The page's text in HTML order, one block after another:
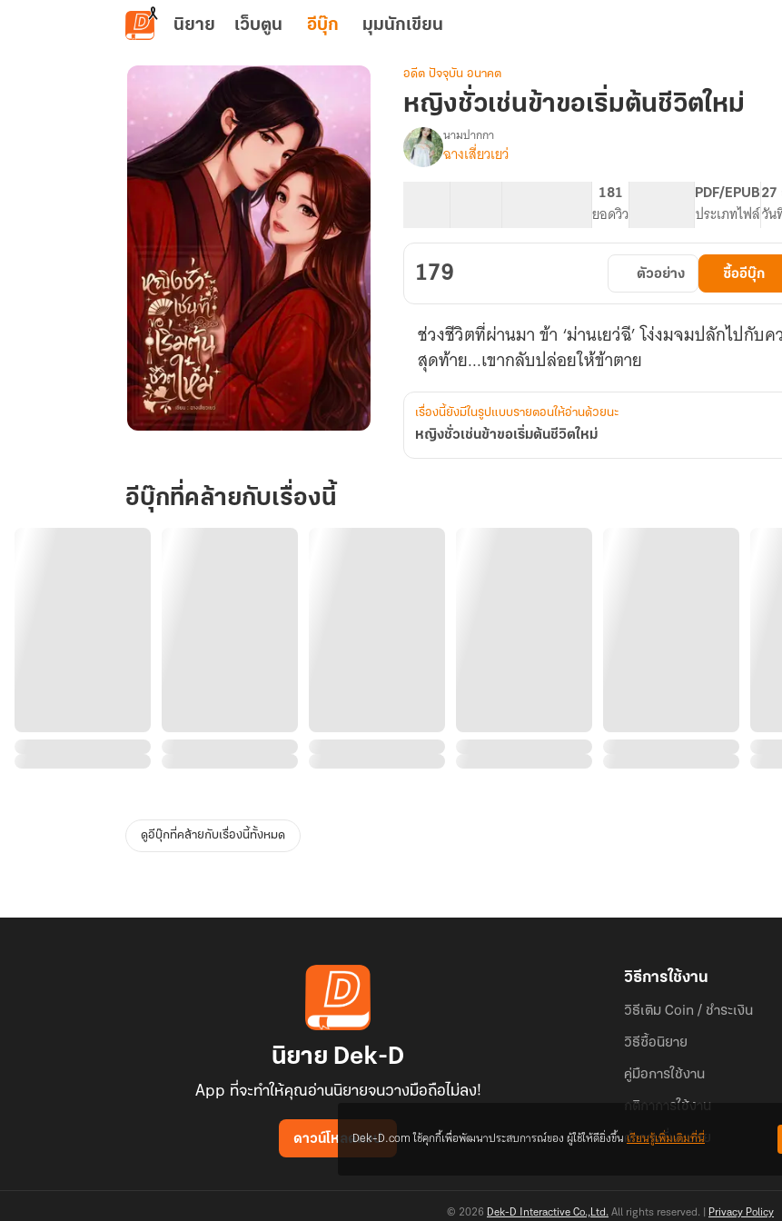
ข้ามไปยังเนื้อหาหลัก
นิยาย เว็บตูน อีบุ๊ก มุมนักเขียน
เช่น
ข้า
ขอ
อดีต ปัจจุบัน อนาคต
หญิงชั่วเช่นข้าขอเริ่มต้นชีวิตใหม่
เรื่อง
หญิง
ขอ
เริ่ม
ต้น
ชีวิต
นามปากกา
ฉางเสี่ยวเยว่
181
ยอดวิว
PDF/EPUB
ประเภทไฟล์
27
วัน
179 ตัวอย่าง ซื้ออีบุ๊ก
ช่วงชีวิตที่ผ่านมา ข้า ‘ม่านเยว่ฉี’ โง่งมจมปลักไปกั
สุดท้าย...เขากลับปล่อยให้ข้าตาย
เรื่องนี้ยังมีในรูปแบบรายตอนให้อ่านด้วยนะ
หญิงชั่วเช่นข้าขอเริ่มต้นชีวิตใหม่
อีบุ๊กที่คล้ายกับเรื่องนี้
ดูอีบุ๊กที่คล้ายกับเรื่องนี้ทั้งหมด
นิยาย Dek-D
App ที่จะทำให้คุณอ่านนิยายจนวางมือถือไม่ลง!
ดาวน์โหลดแอป
วิธีการใช้งาน
วิธีเติม Coin / ชำระเงิน
วิธีซื้อนิยาย
คู่มือการใช้งาน
กติกาการใช้งาน
คำถามที่พบบ่อย
© 2026 Dek-D Interactive Co.,Ltd. All rights reserved. | Privacy Policy
Dek-D.com ใช้คุกกี้เพื่อพัฒนาประสบการณ์ของ ผู้ใช้ให้ดียิ่งขึ้นเรียนรู้เพิ่มเติมที่นี่